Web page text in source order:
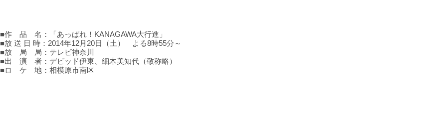
■作 品 名：「あっぱれ！KANAGAWA大行進」
■放 送 日 時：2014年12月20日（土） よる8時55分～
■放 局 局：テレビ神奈川
■出 演 者：デビッド伊東、細木美知代（敬称略）
■ロ ケ 地：相模原市南区